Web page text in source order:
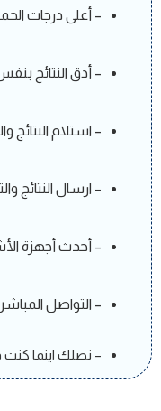
– أعلى درجات
– أدق النتائج
– استلام النتائج
– ارسال النتائج
– أحدث أجهزة
– التواصل
– نصلك اينما كنت